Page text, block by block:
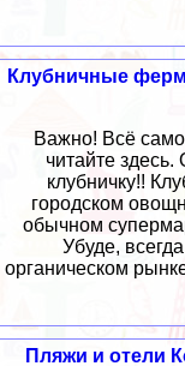
Клубничные
Важно! Всё
читайте
клубничку!!
городском
обычном
Убуде,
органическом
Пляжи и отели